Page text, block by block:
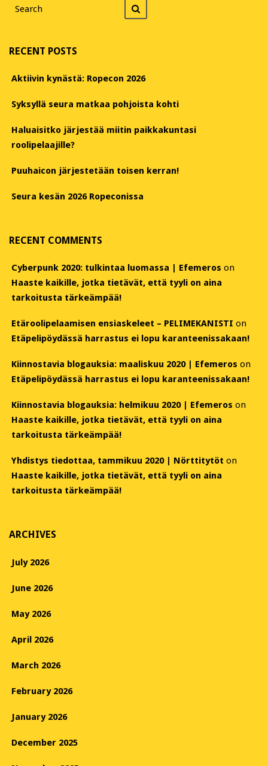
for
RECENT POSTS
Aktiivin kynästä: Ropecon 2026
Syksyllä seura matkaa pohjoista kohti
Haluaisitko järjestää miitin paikkakuntasi
roolipelaajille?
Puuhaicon järjestetään toisen kerran!
Seura kesän 2026 Ropeconissa
RECENT COMMENTS
Cyberpunk 2020: tulkintaa luomassa | Efemeros on
Haaste kaikille, jotka tietävät, että tyyli on aina
tarkoitusta tärkeämpää!
Etäroolipelaamisen ensiaskeleet – PELIMEKANISTI on
Etäpelipöydässä harrastus ei lopu karanteenissakaan!
Kiinnostavia blogauksia: maaliskuu 2020 | Efemeros on
Etäpelipöydässä harrastus ei lopu karanteenissakaan!
Kiinnostavia blogauksia: helmikuu 2020 | Efemeros on
Haaste kaikille, jotka tietävät, että tyyli on aina
tarkoitusta tärkeämpää!
Yhdistys tiedottaa, tammikuu 2020 | Nörttitytöt on
Haaste kaikille, jotka tietävät, että tyyli on aina
tarkoitusta tärkeämpää!
ARCHIVES
July 2026
June 2026
May 2026
April 2026
March 2026
February 2026
January 2026
December 2025